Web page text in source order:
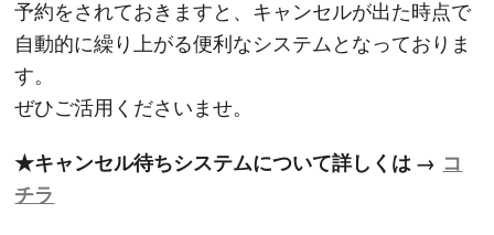
予約をされておきますと、キャンセルが出た時点で
自動的に繰り上がる便利なシステムとなっておりま
す。
ぜひご活用くださいませ。
★キャンセル待ちシステムについて詳しくは → コ
チラ